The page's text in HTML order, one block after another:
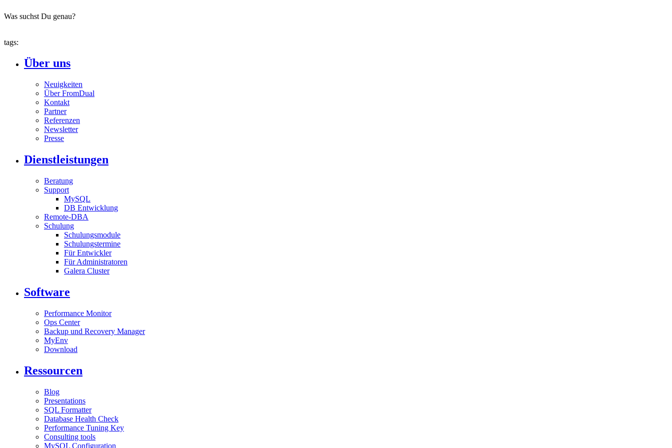
Was suchst Du genau?
tags:
Über uns
Neuigkeiten
Über FromDual
Kontakt
Partner
Referenzen
Newsletter
Presse
Dienstleistungen
Beratung
Support
MySQL
DB Entwicklung
Remote-DBA
Schulung
Schulungsmodule
Schulungstermine
Für Entwickler
Für Administratoren
Galera Cluster
Software
Performance Monitor
Ops Center
Backup und Recovery Manager
MyEnv
Download
Ressourcen
Blog
Presentations
SQL Formatter
Database Health Check
Performance Tuning Key
Consulting tools
MySQL Configuration